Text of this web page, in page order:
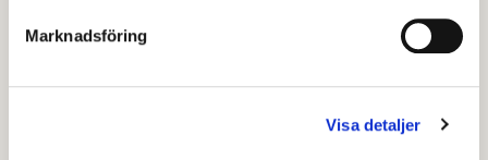
Marknadsföring
Visa detaljer